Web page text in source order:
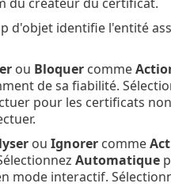
d'objet identifie l'entité
ou Bloquercomme
de sa fiabilité.
pour les certificats
ou Ignorercomme
Automatique
mode interactif.